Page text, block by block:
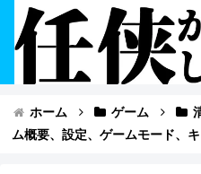
ホーム ゲーム
ム概要、設定、ゲームモード、